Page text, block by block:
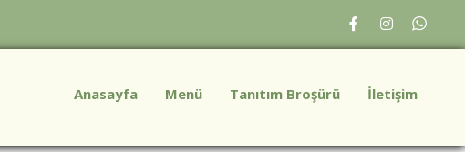
Anasayfa Menü Tanıtım Broşürü İletişim